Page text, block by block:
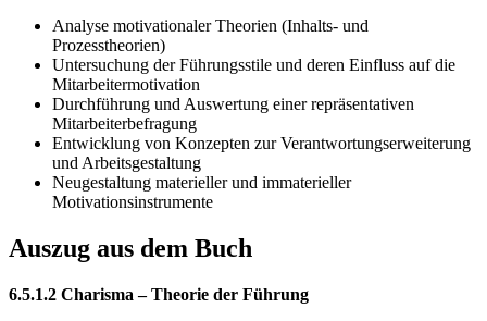
Analyse motivationaler Theorien (Inhalts- und
Prozesstheorien)
Untersuchung der Führungsstile und deren Einfluss auf die
Mitarbeitermotivation
Durchführung und Auswertung einer repräsentativen
Mitarbeiterbefragung
Entwicklung von Konzepten zur Verantwortungserweiterung
und Arbeitsgestaltung
Neugestaltung materieller und immaterieller
Motivationsinstrumente
Auszug aus dem Buch
6.5.1.2 Charisma – Theorie der Führung